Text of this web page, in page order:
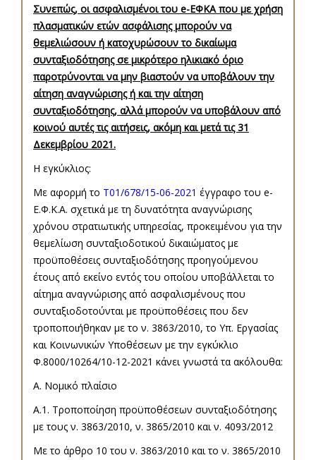
Συνεπώς, οι ασφαλισμένοι του e-ΕΦΚΑ που με χρήση
πλασματικών ετών ασφάλισης μπορούν να
θεμελιώσουν ή κατοχυρώσουν το δικαίωμα
συνταξιοδότησης σε μικρότερο ηλικιακό όριο
παροτρύνονται να μην βιαστούν να υποβάλουν την
αίτηση αναγνώρισης ή και την αίτηση
συνταξιοδότησης, αλλά μπορούν να υποβάλουν από
κοινού αυτές τις αιτήσεις, ακόμη και μετά τις 31
Δεκεμβρίου 2021.
Η εγκύκλιος:
Με αφορμή το Τ01/678/15-06-2021 έγγραφο του e-
Ε.Φ.Κ.Α. σχετικά με τη δυνατότητα αναγνώρισης
χρόνου στρατιωτικής υπηρεσίας, προκειμένου για την
θεμελίωση συνταξιοδοτικού δικαιώματος με
προϋποθέσεις συνταξιοδότησης προηγούμενου
έτους από εκείνο εντός του οποίου υποβάλλεται το
αίτημα αναγνώρισης από ασφαλισμένους που
συνταξιοδοτούνται με προϋποθέσεις που δεν
τροποποιήθηκαν με το ν. 3863/2010, το Υπ. Εργασίας
και Κοινωνικών Υποθέσεων με την εγκύκλιο
Φ.8000/10264/10-12-2021 κάνει γνωστά τα ακόλουθα:
Α. Νομικό πλαίσιο
Α.1. Τροποποίηση προϋποθέσεων συνταξιοδότησης
με τους ν. 3863/2010, ν. 3865/2010 και ν. 4093/2012
Με το άρθρο 10 του ν. 3863/2010 και το ν. 3865/2010